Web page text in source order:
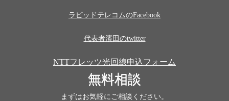
ラピッドテレコムのFacebook
代表者濱田のtwitter
NTTフレッツ光回線申込フォーム
無料相談
まずはお気軽にご相談ください。